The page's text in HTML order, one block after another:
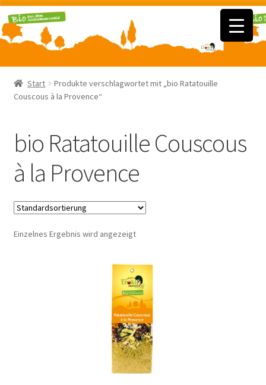
Zur
Navigation
Zum
Inhalt
Home
Händler Angebote
Mein Konto
Start
Produkte verschlagwortet mit „bio Ratatouille
Couscous à la Provence“
bio Ratatouille Couscous
à la Provence
Einzelnes Ergebnis wird angezeigt